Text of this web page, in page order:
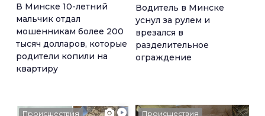
В Минске 10-летний
мальчик отдал
мошенникам более 200
тысяч долларов, которые
родители копили на
квартиру
Водитель в Минске
уснул за рулем и
врезался в
разделительное
ограждение
Происшествия Происшествия